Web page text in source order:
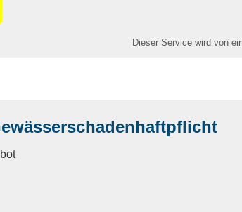
Dieser Service wird von